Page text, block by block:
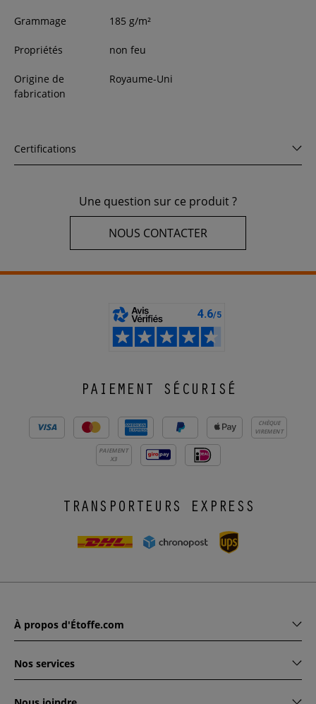
Grammage 185 g/m²
Propriétés non feu
Origine de
fabrication
Royaume-Uni
Certifications
Une question sur ce produit ?
NOUS CONTACTER
PAIEMENT SÉCURISÉ
CHÈQUE
VIREMENT
PAIEMENT
X3
TRANSPORTEURS EXPRESS
À propos d'Étoffe.com
Nos services